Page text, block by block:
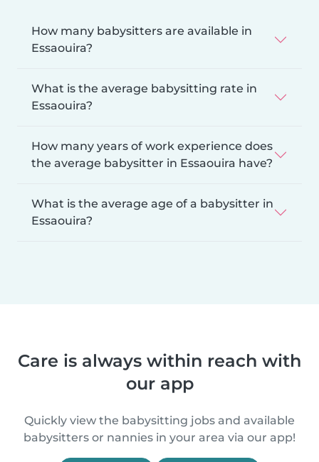
How many babysitters are available in
Essaouira?
What is the average babysitting rate in
Essaouira?
How many years of work experience does
the average babysitter in Essaouira have?
What is the average age of a babysitter in
Essaouira?
Care is always within reach with
our app
Quickly view the babysitting jobs and available
babysitters or nannies in your area via our app!